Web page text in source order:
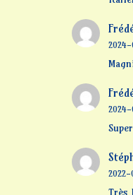
2024-
Très